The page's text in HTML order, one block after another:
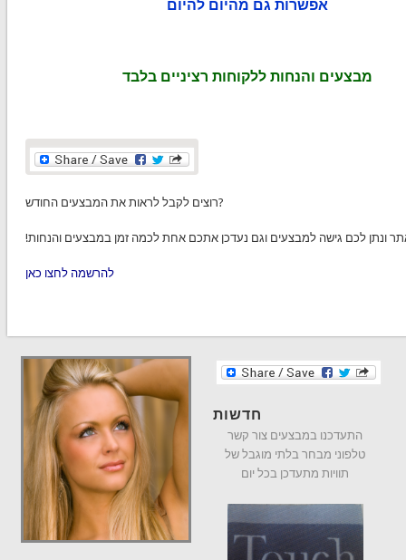
אפשרות גם מהיום להיום
מבצעים והנחות ללקוחות רציניים בלבד
רוצים לקבל לראות את המבצעים החודש?
ונתן לכם גישה למבצעים וגם נעדכן אתכם אחת לכמה זמן במבצעים והנחות
להרשמה לחצו כאן
חדשות
התעדכנו במבצעים צור קשר
טלפוני מבחר בלתי מוגבל של
תוויות מתעדכן בכל יום